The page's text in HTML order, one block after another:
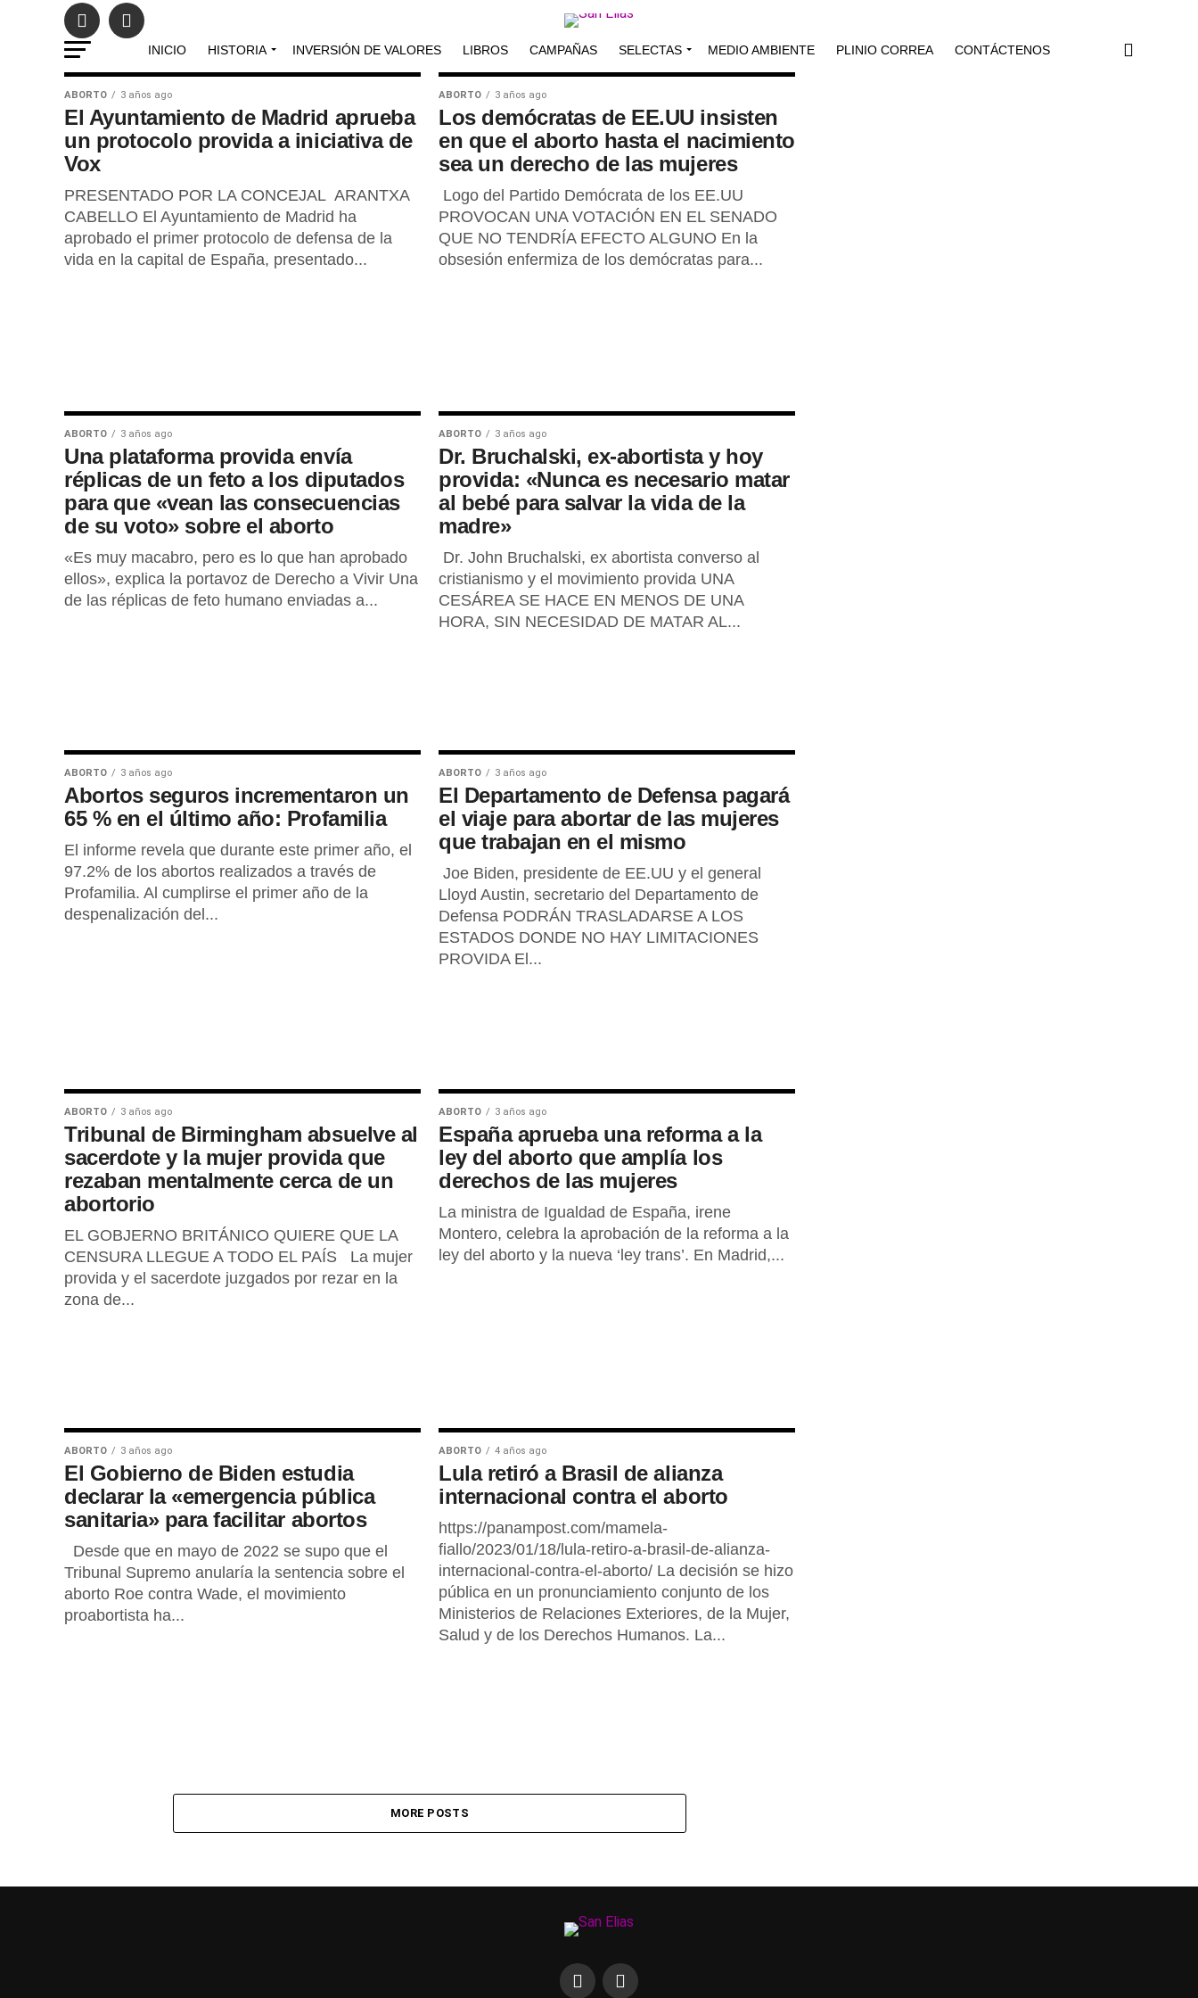
INICIO HISTORIA INVERSIÓN DE VALORES LIBROS CAMPAÑAS SELECTAS MEDIO AMBIENTE PLINIO CORREA CONTÁCTENOS
ABORTO 3 años ago
El Ayuntamiento de Madrid aprueba
un protocolo provida a iniciativa de
Vox
PRESENTADO POR LA CONCEJAL ARANTXA
CABELLO El Ayuntamiento de Madrid ha
aprobado el primer protocolo de defensa de la
vida en la capital de España, presentado...
ABORTO 3 años ago
Los demócratas de EE.UU insisten
en que el aborto hasta el nacimiento
sea un derecho de las mujeres
Logo del Partido Demócrata de los EE.UU
PROVOCAN UNA VOTACIÓN EN EL SENADO
QUE NO TENDRÍA EFECTO ALGUNO En la
obsesión enfermiza de los demócratas para...
ABORTO 3 años ago
Una plataforma provida envía
réplicas de un feto a los diputados
para que «vean las consecuencias
de su voto» sobre el aborto
«Es muy macabro, pero es lo que han aprobado
ellos», explica la portavoz de Derecho a Vivir Una
de las réplicas de feto humano enviadas a...
ABORTO 3 años ago
Dr. Bruchalski, ex-abortista y hoy
provida: «Nunca es necesario matar
al bebé para salvar la vida de la
madre»
Dr. John Bruchalski, ex abortista converso al
cristianismo y el movimiento provida UNA
CESÁREA SE HACE EN MENOS DE UNA
HORA, SIN NECESIDAD DE MATAR AL...
ABORTO 3 años ago
Abortos seguros incrementaron un
65 % en el último año: Profamilia
El informe revela que durante este primer año, el
97.2% de los abortos realizados a través de
Profamilia. Al cumplirse el primer año de la
despenalización del...
ABORTO 3 años ago
El Departamento de Defensa pagará
el viaje para abortar de las mujeres
que trabajan en el mismo
Joe Biden, presidente de EE.UU y el general
Lloyd Austin, secretario del Departamento de
Defensa PODRÁN TRASLADARSE A LOS
ESTADOS DONDE NO HAY LIMITACIONES
PROVIDA El...
ABORTO 3 años ago
Tribunal de Birmingham absuelve al
sacerdote y la mujer provida que
rezaban mentalmente cerca de un
abortorio
EL GOBJERNO BRITÁNICO QUIERE QUE LA
CENSURA LLEGUE A TODO EL PAÍS La mujer
provida y el sacerdote juzgados por rezar en la
zona de...
ABORTO 3 años ago
España aprueba una reforma a la
ley del aborto que amplía los
derechos de las mujeres
La ministra de Igualdad de España, irene
Montero, celebra la aprobación de la reforma a la
ley del aborto y la nueva ‘ley trans’. En Madrid,...
ABORTO 3 años ago
El Gobierno de Biden estudia
declarar la «emergencia pública
sanitaria» para facilitar abortos
Desde que en mayo de 2022 se supo que el
Tribunal Supremo anularía la sentencia sobre el
aborto Roe contra Wade, el movimiento
proabortista ha...
ABORTO 4 años ago
Lula retiró a Brasil de alianza
internacional contra el aborto
https://panampost.com/mamela-
fiallo/2023/01/18/lula-retiro-a-brasil-de-alianza-
internacional-contra-el-aborto/ La decisión se hizo
pública en un pronunciamiento conjunto de los
Ministerios de Relaciones Exteriores, de la Mujer,
Salud y de los Derechos Humanos. La...
MORE POSTS